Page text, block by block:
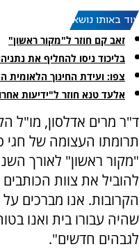
עוד באותו נושא:
זאב קם חוזר ל"מקור ראשון"
בליכוד ניסו להחליף את
צפו: ועידת החינוך הלאומית
אלעד טנא חוזר ל"ידיעות
ד"ר מרים אדלסון,
תרומתו העצומה של חגי
"מקור ראשון" לאורך
להוביל את צוות
הקרובות. אנו מברכים
שהיה עבורו בית ואנו
לגבהים חדשים".